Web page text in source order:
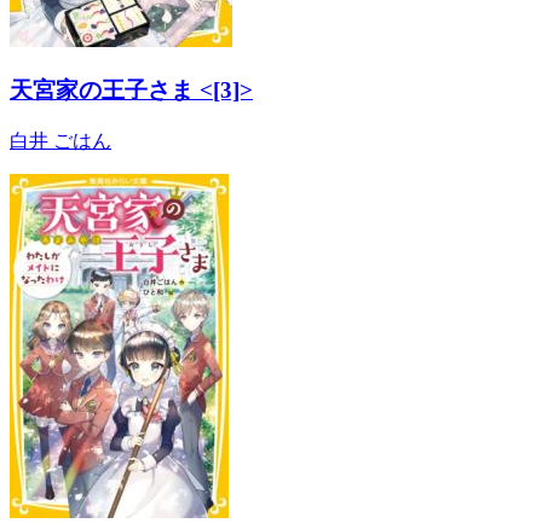
天宮家の王子さま <[3]>
白井 ごはん